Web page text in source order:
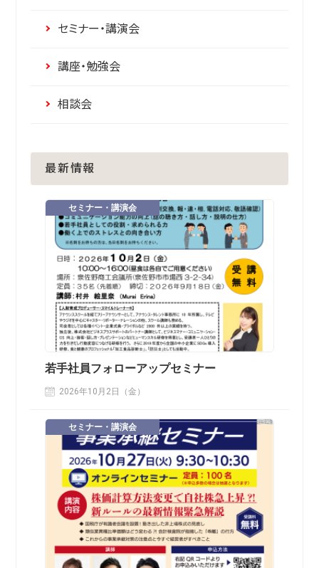
セミナー・講演会
講座・勉強会
相談会
最新情報
セミナー・講演会
若手社員フォローアップセミナー
2026年10月2日（金）
セミナー・講演会